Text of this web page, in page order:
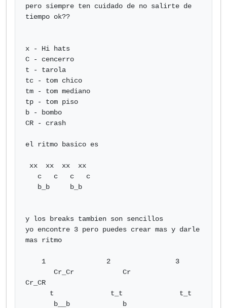
pero siempre ten cuidado de no salirte de
tiempo ok??
x - Hi hats
C - cencerro
t - tarola
tc - tom chico
tm - tom mediano
tp - tom piso
b - bombo
CR - crash
el ritmo basico es
y los breaks tambien son sencillos
yo encontre 3 pero puedes crear mas y darle
mas ritmo
Cr_CR